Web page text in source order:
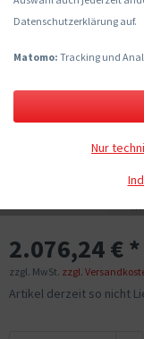
2.076,24 € *
zzgl. MwSt. zzgl.
Artikel derzeit so nicht
Datenschutzerklärung auf.
Matomo: Tracking und
Nur